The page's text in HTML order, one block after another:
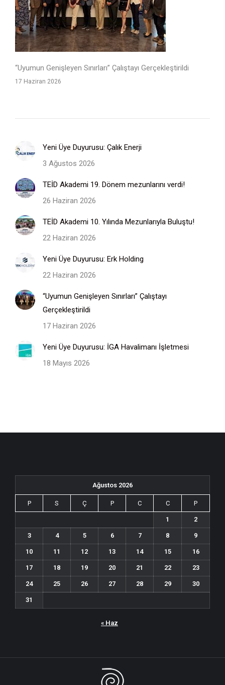
“Uyumun Genişleyen Sınırları” Çalıştayı Gerçekleştirildi
17 Haziran 2026
Yeni Üye Duyurusu: Çalık Enerji
3 Ağustos 2026
TEİD Akademi 19. Dönem mezunlarını verdi!
26 Haziran 2026
TEİD Akademi 10. Yılında Mezunlarıyla Buluştu!
22 Haziran 2026
Yeni Üye Duyurusu: Erk Holding
22 Haziran 2026
“Uyumun Genişleyen Sınırları” Çalıştayı
Gerçekleştirildi
17 Haziran 2026
Yeni Üye Duyurusu: İGA Havalimanı İşletmesi
18 Mayıs 2026
Ağustos 2026
P S Ç P C C P
1 2
3 4 5 6 7 8 9
10 11 12 13 14 15 16
17 18 19 20 21 22 23
24 25 26 27 28 29 30
31
« Haz